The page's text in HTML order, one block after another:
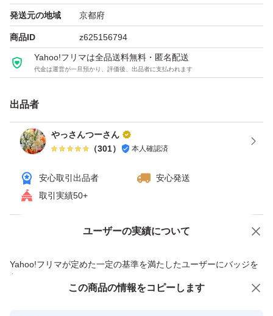
発送元の地域 京都府
商品ID z625156794
Yahoo!フリマは全品送料無料・匿名配送
代金は運営が一旦預かり、評価後、出品者に支払われます
出品者
やっさんつーさん
（301） 本人確認済
安心取引出品者
安心発送
取引実績50+
ユーザーの実績について
Yahoo!フリマが定めた一定の基準を満たしたユーザーにバッジを
付与しています
価格の相談 商品への質問
この商品の情報をコピーします
この商品をみている人にオススメ